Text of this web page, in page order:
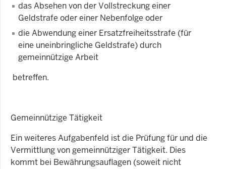
das Absehen von der Vollstreckung einer
Geldstrafe oder einer Nebenfolge oder
die Abwendung einer Ersatzfreiheitsstrafe (für
eine uneinbringliche Geldstrafe) durch
gemeinnützige Arbeit
betreffen.
Gemeinnützige Tätigkeit
Ein weiteres Aufgabenfeld ist die Prüfung für und die
Vermittlung von gemeinnütziger Tätigkeit. Dies
kommt bei Bewährungsauflagen (soweit nicht